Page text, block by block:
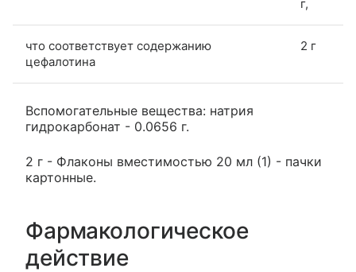
г,
что соответствует содержанию
цефалотина
2 г
Вспомогательные вещества: натрия
гидрокарбонат - 0.0656 г.
2 г - Флаконы вместимостью 20 мл (1) - пачки
картонные.
Фармакологическое
действие